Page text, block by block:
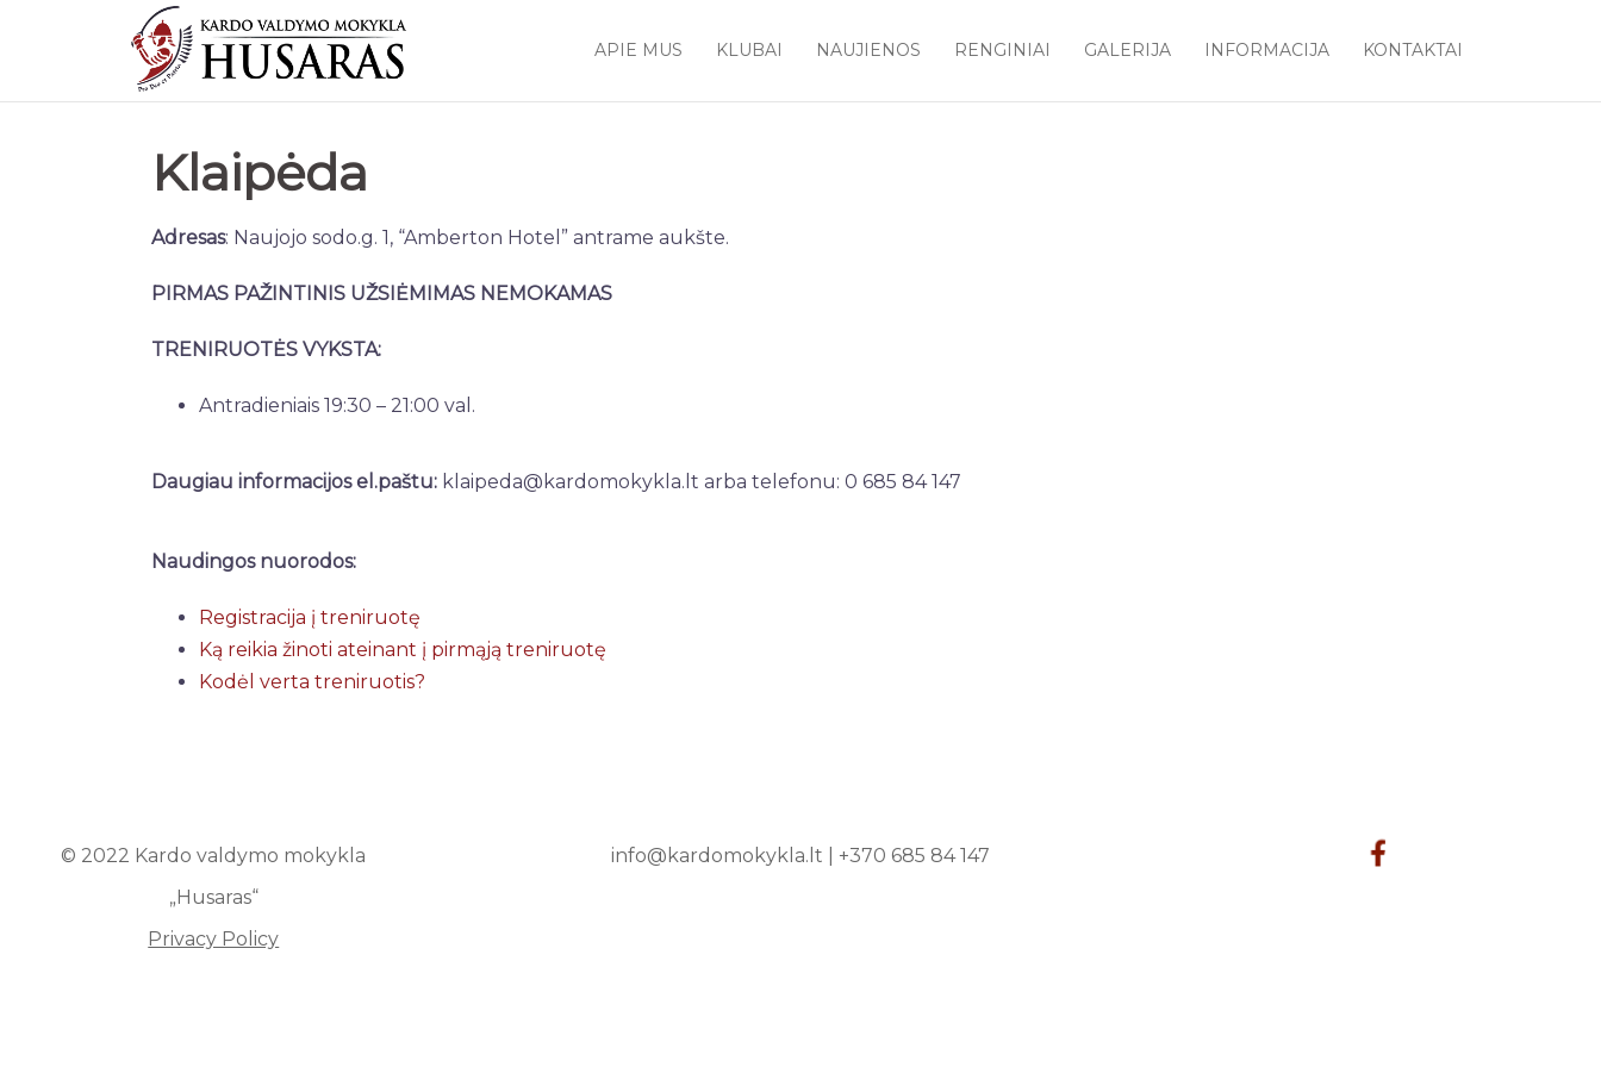
APIE MUS KLUBAI NAUJIENOS RENGINIAI GALERIJA INFORMACIJA KONTAKTAI
Klaipėda
Klaipėda
Adresas: Naujojo sodo.g. 1, “Amberton Hotel” antrame aukšte.
PIRMAS PAŽINTINIS UŽSIĖMIMAS NEMOKAMAS
TRENIRUOTĖS VYKSTA:
Antradieniais 19:30 – 21:00 val.
Daugiau informacijos el.paštu: klaipeda@kardomokykla.lt arba telefonu: 0 685 84 147
Naudingos nuorodos:
Registracija į treniruotę
Ką reikia žinoti ateinant į pirmąją treniruotę
Kodėl verta treniruotis?
info@kardomokykla.lt +370 685 84 147
© 2022 Kardo valdymo mokykla
„Husaras“
Privacy Policy